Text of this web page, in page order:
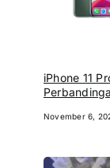
iPhone 11
November 6,